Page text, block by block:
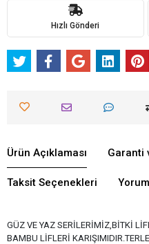
Hızlı Gönderi
Ürün Açıklaması Garanti
Taksit Seçenekleri
GÜZ VE YAZ SERİLERİMİZ,BİTKİ
BAMBU LİFLERİ